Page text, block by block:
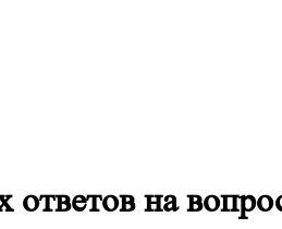
ответов на